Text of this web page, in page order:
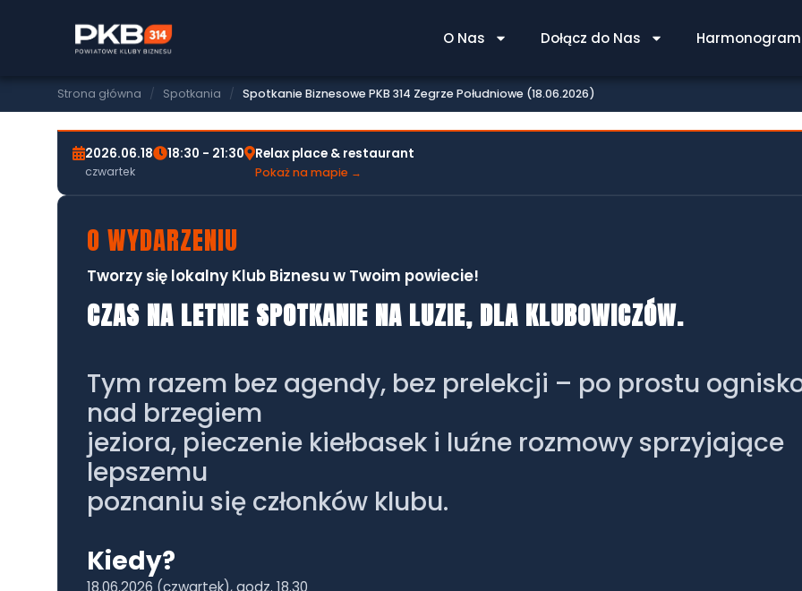
O Nas Dołącz do Nas
Strona główna / Spotkania / Spotkanie Biznesowe PKB 314 Zegrze Południowe (18.06.2026)
SPOTKANIE BIZNESOWE PKB 314 ZEGRZE POŁUDNIOWE
(18.06.2026)
2026.06.18
czwartek
18:30 - 21:30 Relax place & restaurant
Pokaż na mapie →
O WYDARZENIU
Tworzy się lokalny Klub Biznesu w Twoim powiecie!
CZAS NA LETNIE SPOTKANIE NA LUZIE, DLA KLUBOWICZÓW.
Tym razem bez agendy, bez prelekcji – po prostu
nad brzegiem
jeziora, pieczenie kiełbasek i luźne rozmowy sprzyjające
lepszemu
poznaniu się członków klubu.
Kiedy?
18.06.2026 (czwartek), godz. 18.30